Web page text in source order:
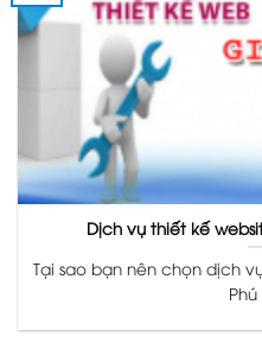
Dịch vụ thiết kế
Tại sao bạn nên chọn dịch
Phú